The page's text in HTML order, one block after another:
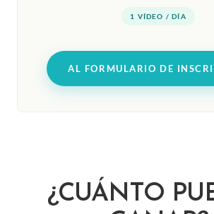
1 VÍDEO / DÍA
AL FORMULARIO DE
¿CUÁNTO